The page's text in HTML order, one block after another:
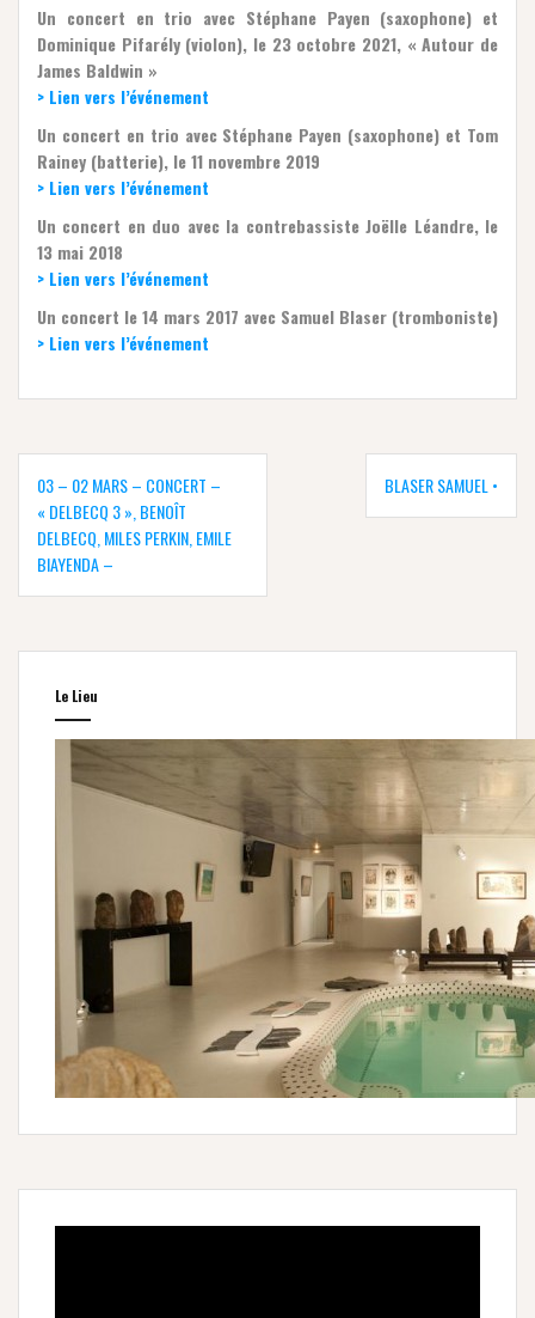
Un concert en trio avec Stéphane Payen (saxophone) et
Dominique Pifarély (violon), le 23 octobre 2021, « Autour de
James Baldwin »
> Lien vers l’événement
Un concert en trio avec Stéphane Payen (saxophone) et Tom
Rainey (batterie), le 11 novembre 2019
> Lien vers l’événement
Un concert en duo avec la contrebassiste Joëlle Léandre, le
13 mai 2018
> Lien vers l’événement
Un concert le 14 mars 2017 avec Samuel Blaser (tromboniste)
> Lien vers l’événement
Navigation
l’article
03 – 02 MARS – CONCERT –
« DELBECQ 3 », BENOÎT
DELBECQ, MILES PERKIN, EMILE
BIAYENDA –
BLASER SAMUEL •
Le Lieu